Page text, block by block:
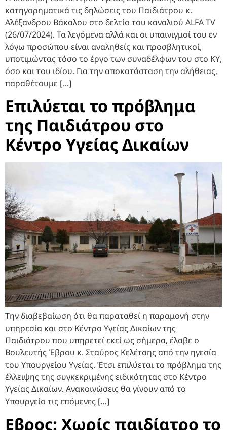
κατηγορηματικά τις δηλώσεις του Παιδιάτρου κ.
Αλέξανδρου Βάκαλου στο δελτίο του καναλιού ALFA TV
(26/07/2024). Τα λεγόμενα αλλά και οι υπαινιγμοί του εν
λόγω προσώπου είναι αναληθείς και προσβλητικοί,
υποτιμώντας τόσο το έργο των συναδέλφων του στο ΚΥ,
όσο και του ιδίου. Για την αποκατάσταση την αλήθειας,
παραθέτουμε […]
Επιλύεται το πρόβλημα
της Παιδιάτρου στο
Κέντρο Υγείας Δικαίων
Την διαβεβαίωση ότι θα παραταθεί η παραμονή στην
υπηρεσία και στο Κέντρο Υγείας Δικαίων της
Παιδιάτρου που υπηρετεί εκεί ως σήμερα, έλαβε ο
Βουλευτής Έβρου κ. Σταύρος Κελέτσης από την ηγεσία
του Υπουργείου Υγείας. Έτσι επιλύεται το πρόβλημα της
έλλειψης της συγκεκριμένης ειδικότητας στο Κέντρο
Υγείας Δικαίων. Ανακοινώσεις θα γίνουν από το
Υπουργείο τις επόμενες […]
Εβρος: Χωρίς παιδίατρο το